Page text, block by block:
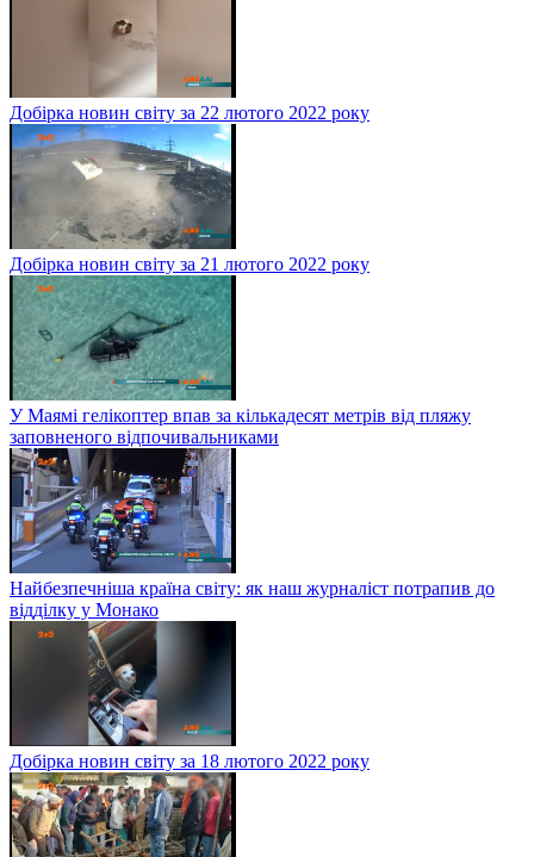
Добірка новин світу за 22 лютого 2022 року
Добірка новин світу за 21 лютого 2022 року
У Маямі гелікоптер впав за кількадесят метрів від пляжу
заповненого відпочивальниками
Найбезпечніша країна світу: як наш журналіст потрапив до
відділку у Монако
Добірка новин світу за 18 лютого 2022 року